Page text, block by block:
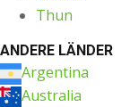
Thun
ANDERE LÄNDER
Argentina
Australia